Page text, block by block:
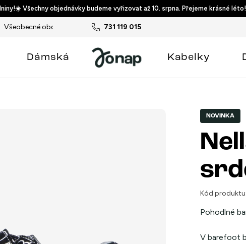
Všechny objednávky budeme vyřizovat až 10. srpna. Přejeme krásné
731 119 015
Všeobecné obchodní podmínky Podmínky ochrany osobních údajů
Dámská Kabelky
NOVINKA
Kód produktu:
Pohodlné
V barefoot